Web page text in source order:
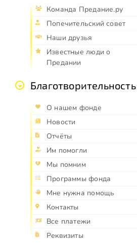
Команда Предание.ру
Попечительский совет
Наши друзья
Известные люди о
Предании
Благотворительность
О нашем фонде
Новости
Отчёты
Им помогли
Мы помним
Программы фонда
Мне нужна помощь
Контакты
Все платежи
Реквизиты